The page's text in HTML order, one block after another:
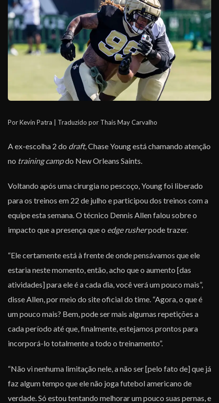
EQUIPE
Por Kevin Patra | Traduzido por Thais May Carvalho
A ex-escolha 2 do draft, Chase Young está chamando atenção
no training campdo New Orleans Saints.
Voltando após uma cirurgia no pescoço, Young foi liberado
para os treinos em 22 de julho e participou dos treinos com a
equipe esta semana. O técnico Dennis Allen falou sobre o
impacto que a presença que o edge rusherpode trazer.
“Ele certamente está à frente de onde pensávamos que ele
estaria neste momento, então, acho que o aumento [das
atividades] para ele é a cada dia, você verá um pouco mais”,
disse Allen, por meio do site oficial do time. “Agora, o que é
um pouco mais? Bem, pode ser mais algumas repetições a
cada período até que, finalmente, estejamos prontos para
incorporá-lo totalmente a todo o treinamento”.
“Não vi nenhuma limitação nele, a não ser [pelo fato de] que já
faz algum tempo que ele não joga futebol americano de
verdade. Só estou tentando melhorar um pouco suas pernas, e